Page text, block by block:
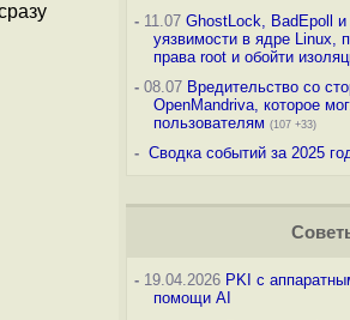
-11.07 GhostLock, BadEpoll
уязвимости в ядре Linux,
права root и обойти
-08.07 Вредительство со
OpenMandriva, которое
пользователям (107 +33)
- Сводка событий за 2025
-19.04.2026 PKI с
помощи AI